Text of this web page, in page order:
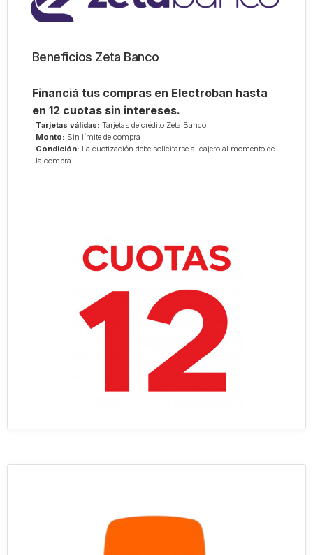
Beneficios Zeta Banco
Financiá tus compras en Electroban hasta
en 12 cuotas sin intereses.
Tarjetas válidas: Tarjetas de crédito Zeta Banco
Monto: Sin límite de compra
Condición: La cuotización debe solicitarse al cajero al momento de
la compra